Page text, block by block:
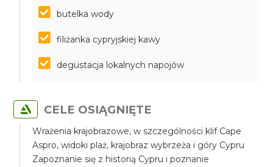
butelka wody
filiżanka cypryjskiej kawy
degustacja lokalnych napojów
CELE OSIĄGNIĘTE
Wrażenia krajobrazowe, w szczególności klif Cape
Aspro, widoki plaż, krajobraz wybrzeża i góry Cypru
Zapoznanie się z historią Cypru i poznanie